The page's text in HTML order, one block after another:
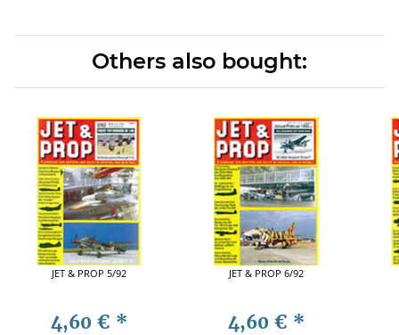
Others also bought:
JET & PROP 5/92
4,60 € *
JET & PROP 6/92
4,60 € *